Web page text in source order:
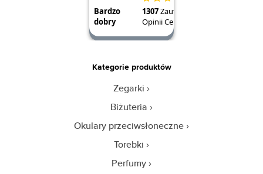
Kategorie produktów
Zegarki
Biżuteria
Okulary przeciwsłoneczne
Torebki
Perfumy